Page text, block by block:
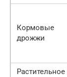
Кормовые
дрожжи
Растительное